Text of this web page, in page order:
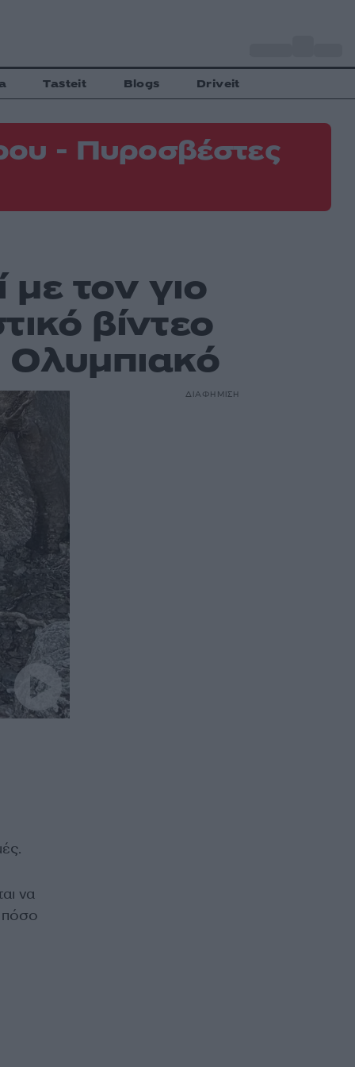
Tasteit Blogs Driveit
- Πυροσβέστες
τον γιο
βίντεο
να
πόσο
ΔΙΑΦΗΜΙΣΗ